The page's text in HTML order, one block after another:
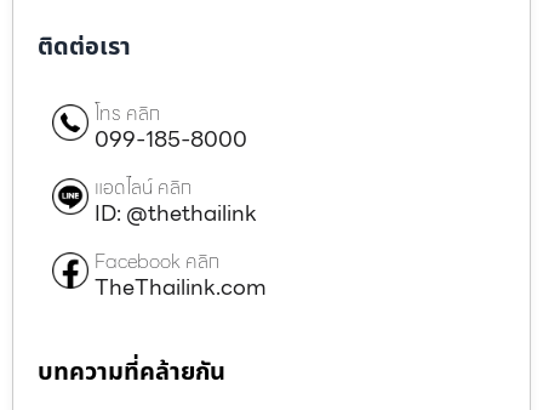
ติดต่อเรา
โทร คลิก
099-185-8000
แอดไลน์ คลิก
ID: @thethailink
Facebook คลิก
TheThailink.com
บทความที่คล้ายกัน